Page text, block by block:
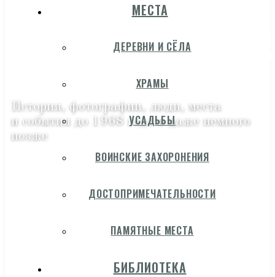
ГЖАТСК
История, фотографии, люди, места
и события до 1968 года и даже немного
позже
МЕСТА
ДЕРЕВНИ И СЁЛА
ХРАМЫ
УСАДЬБЫ
ВОИНСКИЕ ЗАХОРОНЕНИЯ
ДОСТОПРИМЕЧАТЕЛЬНОСТИ
ПАМЯТНЫЕ МЕСТА
БИБЛИОТЕКА